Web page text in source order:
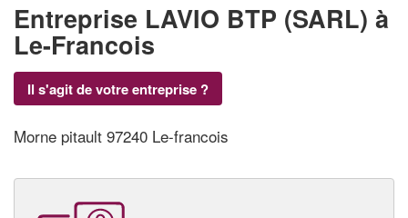
Entreprise LAVIO BTP (SARL) à
Le-Francois
Il s'agit de votre entreprise ?
Morne pitault 97240 Le-francois